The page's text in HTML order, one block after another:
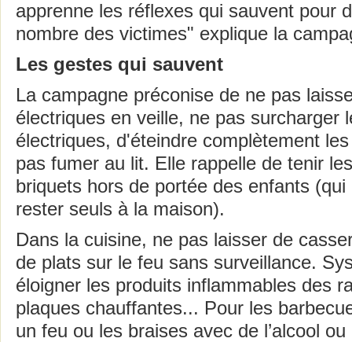
apprenne les réflexes qui sauvent pour
nombre des victimes" explique la
Les gestes qui sauvent
La campagne préconise de ne pas
électriques en veille, ne pas surcharger
électriques, d'éteindre complètement
pas fumer au lit. Elle rappelle de tenir
briquets hors de portée des enfants
rester seuls à la maison).
Dans la cuisine, ne pas laisser de
de plats sur le feu sans surveillance.
éloigner les produits inflammables des
plaques chauffantes... Pour les
un feu ou les braises avec de l’alcool ou